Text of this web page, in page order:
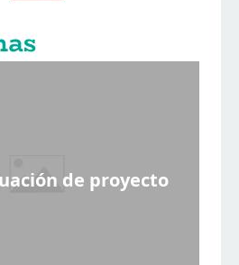
de proyecto